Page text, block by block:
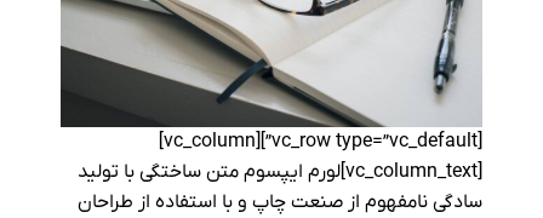
[vc_row type=”vc_default”][vc_column]
[vc_column_text]لورم ایپسوم متن ساختگی با تولید
سادگی نامفهوم از صنعت چاپ و با استفاده از طراحان